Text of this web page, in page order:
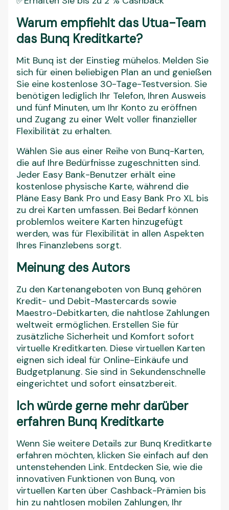
Warum empfiehlt das Utua-Team
das Bunq Kreditkarte?
Mit Bunq ist der Einstieg mühelos. Melden Sie
sich für einen beliebigen Plan an und genießen
Sie eine kostenlose 30-Tage-Testversion. Sie
benötigen lediglich Ihr Telefon, Ihren Ausweis
und fünf Minuten, um Ihr Konto zu eröffnen
und Zugang zu einer Welt voller finanzieller
Flexibilität zu erhalten.
Wählen Sie aus einer Reihe von Bunq-Karten,
die auf Ihre Bedürfnisse zugeschnitten sind.
Jeder Easy Bank-Benutzer erhält eine
kostenlose physische Karte, während die
Pläne Easy Bank Pro und Easy Bank Pro XL bis
zu drei Karten umfassen. Bei Bedarf können
problemlos weitere Karten hinzugefügt
werden, was für Flexibilität in allen Aspekten
Ihres Finanzlebens sorgt.
Meinung des Autors
Zu den Kartenangeboten von Bunq gehören
Kredit- und Debit-Mastercards sowie
Maestro-Debitkarten, die nahtlose Zahlungen
weltweit ermöglichen. Erstellen Sie für
zusätzliche Sicherheit und Komfort sofort
virtuelle Kreditkarten. Diese virtuellen Karten
eignen sich ideal für Online-Einkäufe und
Budgetplanung. Sie sind in Sekundenschnelle
eingerichtet und sofort einsatzbereit.
Ich würde gerne mehr darüber
erfahren Bunq Kreditkarte
Wenn Sie weitere Details zur Bunq Kreditkarte
erfahren möchten, klicken Sie einfach auf den
untenstehenden Link. Entdecken Sie, wie die
innovativen Funktionen von Bunq, von
virtuellen Karten über Cashback-Prämien bis
hin zu nahtlosen mobilen Zahlungen, Ihr